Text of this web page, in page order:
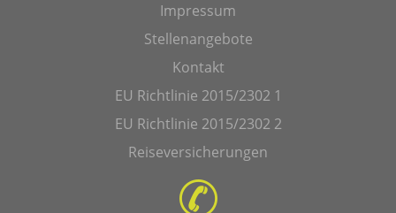
Impressum
Stellenangebote
Kontakt
EU Richtlinie 2015/2302 1
EU Richtlinie 2015/2302 2
Reiseversicherungen